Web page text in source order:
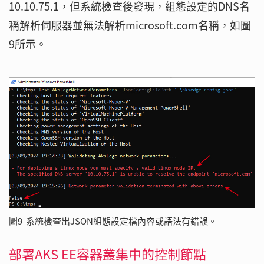
10.10.75.1，但系統檢查後發現，組態設定的DNS名
稱解析伺服器並無法解析microsoft.com名稱，如圖
9所示。
圖9 系統檢查出JSON組態設定檔內容或語法有錯誤。
部署AKS EE容器叢集中的控制節點